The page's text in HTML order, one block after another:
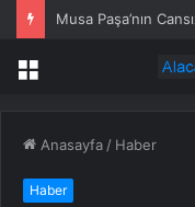
Musa Paşa’nın
Menü
Anasayfa / Haber
Haber